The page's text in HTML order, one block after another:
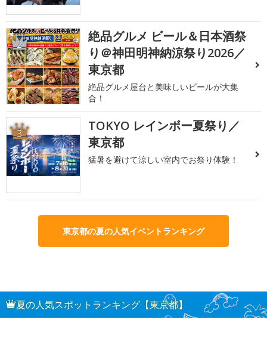
2
絶品グルメ ビール＆日本酒祭
り＠神田明神納涼祭り2026／
東京都
絶品グルメ屋台と美味しいビールが大集
合！
3
TOKYO レインボー夏祭り／
東京都
猛暑を避けて涼しい室内でお祭り体験！
東京都の夏の人気イベントランキング
夏の人気スポットランキング【東京都】